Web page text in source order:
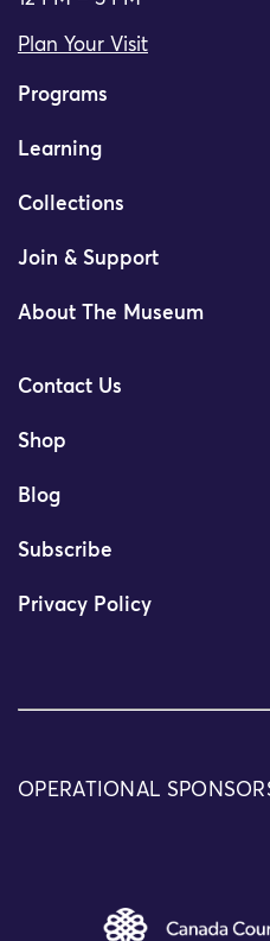
Plan Your Visit
Programs
Learning
Collections
Join & Support
About The Museum
Contact Us
Shop
Blog
Subscribe
Privacy Policy
OPERATIONAL